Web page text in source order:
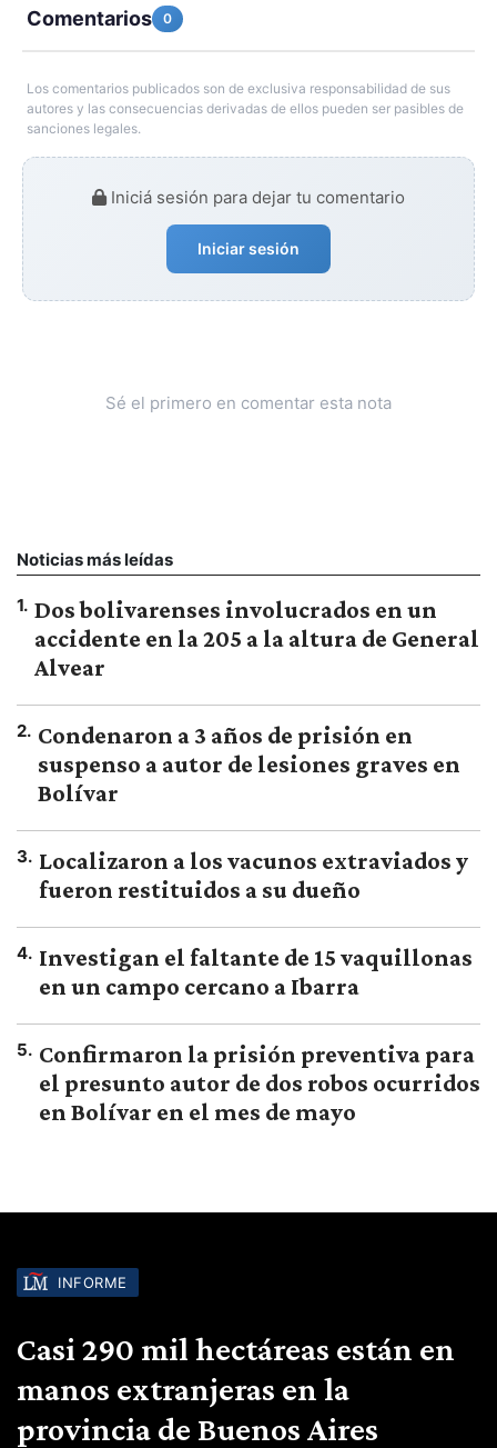
Comentarios 0
Los comentarios publicados son de exclusiva responsabilidad de sus
autores y las consecuencias derivadas de ellos pueden ser pasibles de
sanciones legales.
Iniciá sesión para dejar tu comentario
Iniciar sesión
Sé el primero en comentar esta nota
Noticias más leídas
1. Dos bolivarenses involucrados en un
accidente en la 205 a la altura de General
Alvear
2. Condenaron a 3 años de prisión en
suspenso a autor de lesiones graves en
Bolívar
3. Localizaron a los vacunos extraviados y
fueron restituidos a su dueño
4. Investigan el faltante de 15 vaquillonas
en un campo cercano a Ibarra
5. Confirmaron la prisión preventiva para
el presunto autor de dos robos ocurridos
en Bolívar en el mes de mayo
INFORME
Casi 290 mil hectáreas están en
manos extranjeras en la
provincia de Buenos Aires